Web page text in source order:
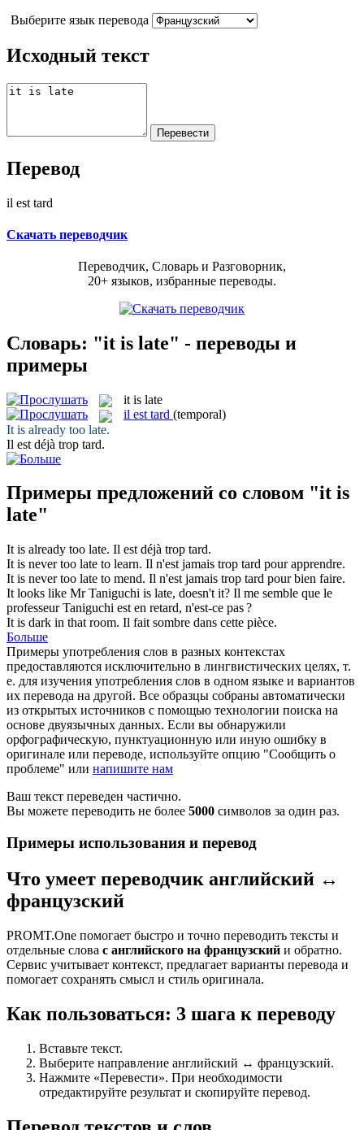
Выберите язык перевода
Исходный текст
Перевод
il est tard
Скачать переводчик
Переводчик, Словарь и Разговорник,
20+ языков, избранные переводы.
Словарь: "it is late" - переводы и
примеры
it is late
il est tard (temporal)
It is already too late.
Il est déjà trop tard.
Примеры предложений со словом "it is
late"
It is already too late. Il est déjà trop tard.
It is never too late to learn. Il n'est jamais trop tard pour apprendre.
It is never too late to mend. Il n'est jamais trop tard pour bien faire.
It looks like Mr Taniguchi is late, doesn't it? Il me semble que le
professeur Taniguchi est en retard, n'est-ce pas ?
It is dark in that room. Il fait sombre dans cette pièce.
Больше
Примеры употребления слов в разных контекстах
предоставляются исключительно в лингвистических целях, т.
е. для изучения употребления слов в одном языке и вариантов
их перевода на другой. Все образцы собраны автоматически
из открытых источников с помощью технологии поиска на
основе двуязычных данных. Если вы обнаружили
орфографическую, пунктуационную или иную ошибку в
оригинале или переводе, используйте опцию "Сообщить о
проблеме" или напишите нам
Ваш текст переведен частично.
Вы можете переводить не более 5000 символов за один раз.
Примеры использования и перевод
Что умеет переводчик английский ↔
французский
PROMT.One помогает быстро и точно переводить тексты и
отдельные слова с английского на французский и обратно.
Сервис учитывает контекст, предлагает варианты перевода и
помогает сохранять смысл и стиль оригинала.
Как пользоваться: 3 шага к переводу
Вставьте текст.
Выберите направление английский ↔ французский.
Нажмите «Перевести». При необходимости
отредактируйте результат и скопируйте перевод.